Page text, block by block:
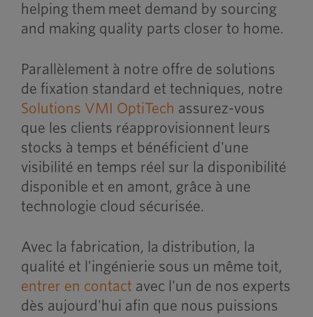
helping them meet demand by sourcing
and making quality parts closer to home.
Parallèlement à notre offre de solutions
de fixation standard et techniques, notre
Solutions VMI OptiTech assurez-vous
que les clients réapprovisionnent leurs
stocks à temps et bénéficient d'une
visibilité en temps réel sur la disponibilité
disponible et en amont, grâce à une
technologie cloud sécurisée.
Avec la fabrication, la distribution, la
qualité et l'ingénierie sous un même toit,
entrer en contact avec l'un de nos experts
dès aujourd'hui afin que nous puissions